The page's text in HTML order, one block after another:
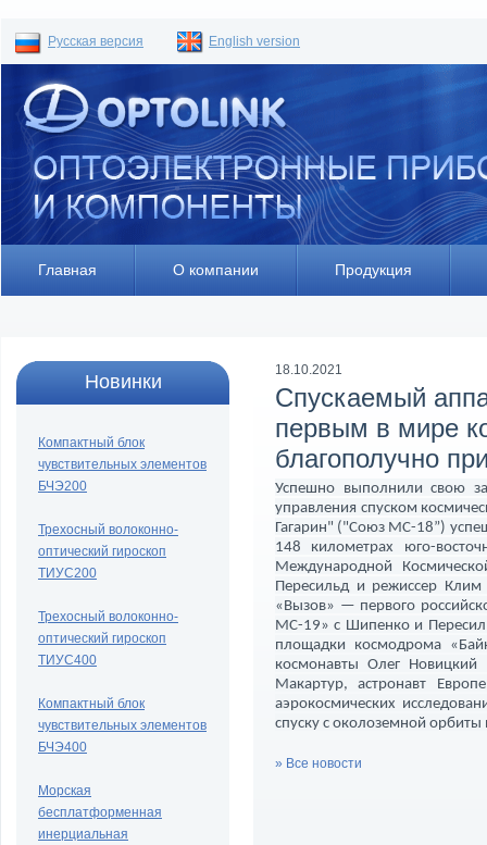
Русская версия English version
Главная О компании Продукция
Новинки
Компактный блок
чувствительных элементов
БЧЭ200
Трехосный волоконно-
оптический гироскоп
ТИУС200
Трехосный волоконно-
оптический гироскоп
ТИУС400
Компактный блок
чувствительных элементов
БЧЭ400
Морская
бесплатформенная
инерциальная
18.10.2021
Спускаемый
первым в мире
благополучно
Успешно выполнили свою
управления спуском
Гагарин" ("Союз МС-18”)
148 километрах юго-
Международной
Пересильд и режиссер
«Вызов» — первого
МС-19» с Шипенко и
площадки космодрома
космонавты Олег
Макартур, астронавт
аэрокосмических
спуску с околоземной
» Все новости